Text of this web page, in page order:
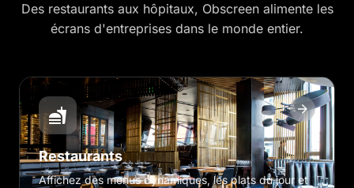
Des restaurants aux hôpitaux, Obscreen alimente les
écrans d'entreprises dans le monde entier.
Restaurants
Affichez des menus dynamiques, les plats du jour et